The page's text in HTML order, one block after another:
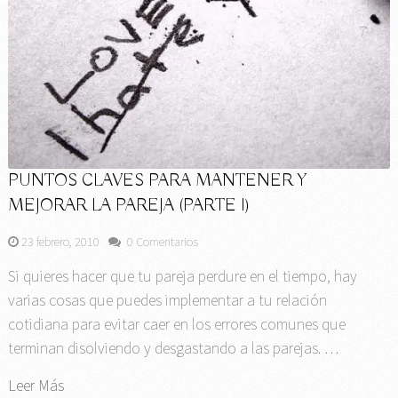
PUNTOS CLAVES PARA MANTENER Y
MEJORAR LA PAREJA (PARTE I)
23 febrero, 2010 0 Comentarios
Si quieres hacer que tu pareja perdure en el tiempo, hay
varias cosas que puedes implementar a tu relación
cotidiana para evitar caer en los errores comunes que
terminan disolviendo y desgastando a las parejas. …
Leer Más